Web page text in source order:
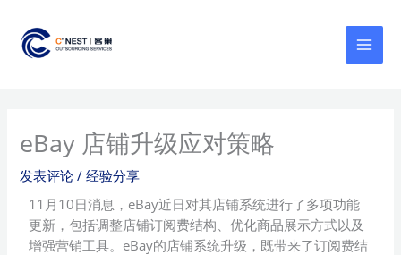
eBay 店铺升级应对策略
发表评论 /经验分享
11月10日消息，eBay近日对其店铺系统进行了多项功能
更新，包括调整店铺订阅费结构、优化商品展示方式以及
增强营销工具。eBay的店铺系统升级，既带来了订阅费结